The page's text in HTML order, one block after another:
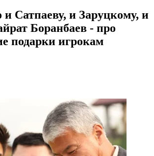
и Сатпаеву, и Заруцкому, и
Боранбаев - про
подарки игрокам